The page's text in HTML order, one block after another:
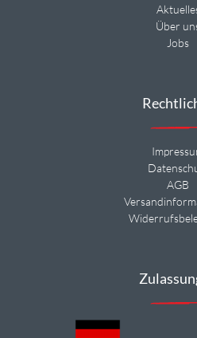
Über
Jobs
AGB